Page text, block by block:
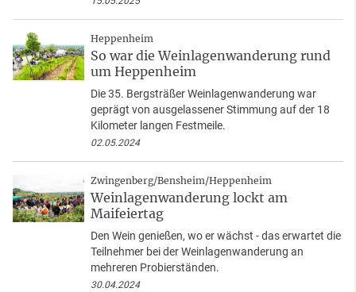
Heppenheim
So war die Weinlagenwanderung rund
um Heppenheim
Die 35. Bergsträßer Weinlagenwanderung war
geprägt von ausgelassener Stimmung auf der 18
Kilometer langen Festmeile.
02.05.2024
Zwingenberg/Bensheim/Heppenheim
Weinlagenwanderung lockt am
Maifeiertag
Den Wein genießen, wo er wächst - das erwartet die
Teilnehmer bei der Weinlagenwanderung an
mehreren Probierständen.
30.04.2024